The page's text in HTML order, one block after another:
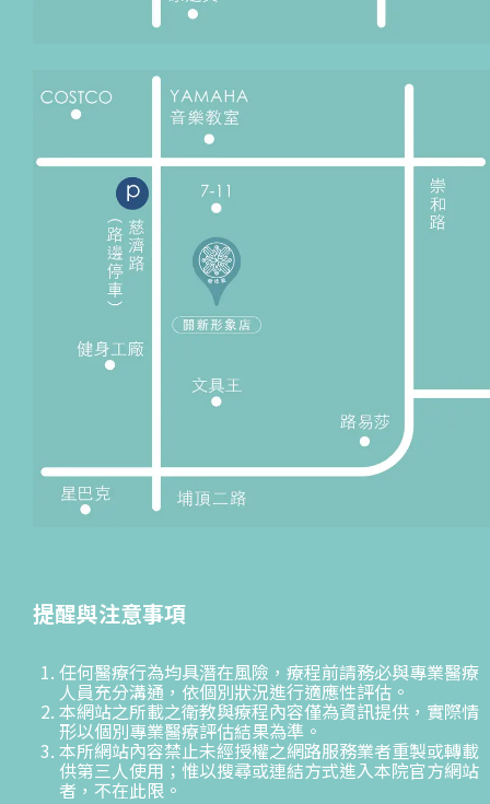
提醒與注意事項
任何醫療行為均具潛在風險，療程前請務必與專業醫療
人員充分溝通，依個別狀況進行適應性評估。
本網站之所載之衛教與療程內容僅為資訊提供，實際情
形以個別專業醫療評估結果為準。
本所網站內容禁止未經授權之網路服務業者重製或轉載
供第三人使用；惟以搜尋或連結方式進入本院官方網站
者，不在此限。